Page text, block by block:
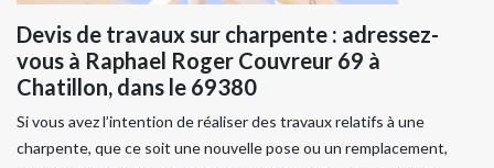
Devis de travaux sur charpente : adressez-
vous à Raphael Roger Couvreur 69 à
Chatillon, dans le 69380
Si vous avez l’intention de réaliser des travaux relatifs à une
charpente, que ce soit une nouvelle pose ou un remplacement,